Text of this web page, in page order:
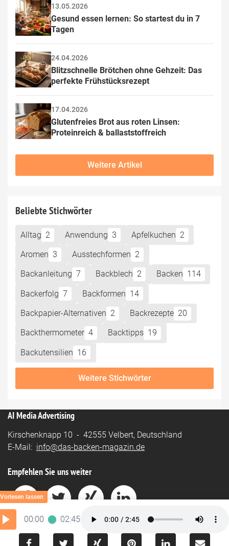
00:00 02:45
13.05.2026
Gesund essen lernen: So startest du in 7
Tagen
24.04.2026
Blitzschnelle Brötchen ohne Gehzeit: Das
perfekte Frühstücksrezept
17.04.2026
Glutenfreies Brot aus roten Linsen:
Proteinreich & ballaststoffreich
Weitere Artikel
Beliebte Stichwörter
Alltag 2 Anwendung 3 Apfelkuchen 2
Aromen 3 Ausstechformen 2
Backanleitung 7 Backblech 2 Backen 114
Backerfolg 7 Backformen 14
Backpapier-Alternativen 2 Backrezepte 20
Backthermometer 4 Backtipps 19
Backutensilien 16
Weitere Stichwörter
AI Media Advertising
Kirschenknapp 10 - 42555 Velbert, Deutschland
E-Mail: info@das-backen-magazin.de
Empfehlen Sie uns weiter
Impressum Datenschutz